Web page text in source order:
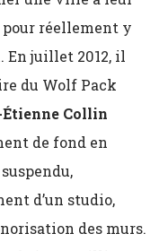
pour réellement y
En juillet 2012, il
du Wolf Pack
Collin
de fond en
d’un studio,
des murs.